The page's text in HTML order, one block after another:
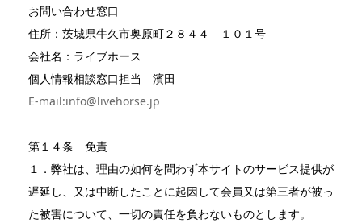
お問い合わせ窓口
住所：茨城県牛久市奥原町２８４４ １０１号
会社名：ライブホース
個人情報相談窓口担当 濱田
E-mail:info@livehorse.jp
第１４条 免責
１．弊社は、理由の如何を問わず本サイトのサービス提供が
遅延し、又は中断したことに起因して会員又は第三者が被っ
た被害について、一切の責任を負わないものとします。